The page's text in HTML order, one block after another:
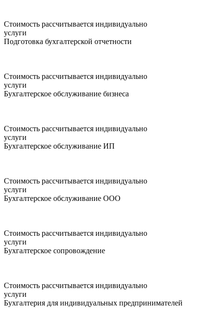
Стоимость рассчитывается индивидуально
услуги
Подготовка бухгалтерской отчетности
Стоимость рассчитывается индивидуально
услуги
Бухгалтерское обслуживание бизнеса
Стоимость рассчитывается индивидуально
услуги
Бухгалтерское обслуживание ИП
Стоимость рассчитывается индивидуально
услуги
Бухгалтерское обслуживание ООО
Стоимость рассчитывается индивидуально
услуги
Бухгалтерское сопровождение
Стоимость рассчитывается индивидуально
услуги
Бухгалтерия для индивидуальных предпринимателей